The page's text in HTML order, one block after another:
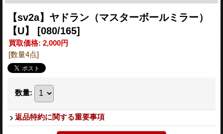
【sv2a】ヤドラン（マスターボールミラー）
【U】 [080/165]
買取価格: 2,000円
[数量4点]
数量:
返品特約に関する重要事項